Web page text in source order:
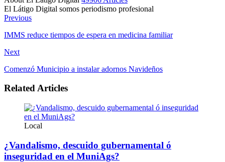
El Látigo Digital somos periodismo profesional
Website
Facebook
Previous
IMMS reduce tiempos de espera en medicina familiar
Next
Comenzó Municipio a instalar adornos Navideños
Related Articles
Local
¿Vandalismo, descuido gubernamental ó
inseguridad en el MuniAgs?